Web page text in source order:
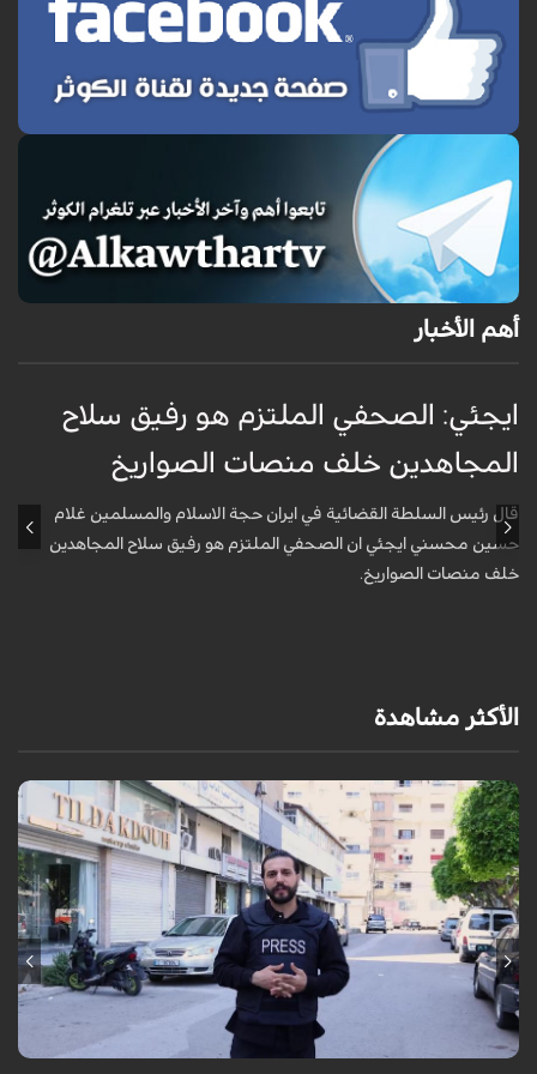
أهم الأخبار
ايجئي: الصحفي الملتزم هو رفيق سلاح
المجاهدين خلف منصات الصواريخ
قال رئيس السلطة القضائية في ايران حجة الاسلام والمسلمين غلام
حسين محسني ايجئي ان الصحفي الملتزم هو رفيق سلاح المجاهدين
خلف منصات الصواريخ.
الأكثر مشاهدة